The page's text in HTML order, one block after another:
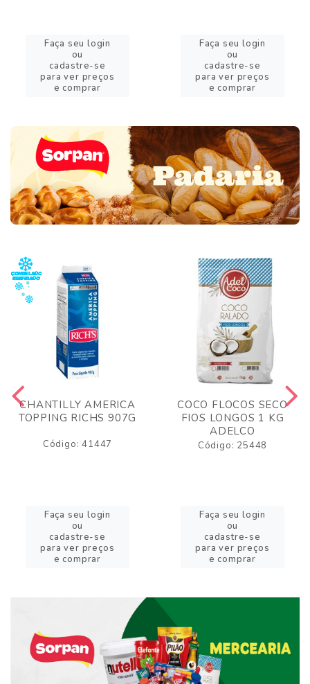
Faça seu login
ou
cadastre-se
para ver preços
e comprar
Faça seu login
ou
cadastre-se
para ver preços
e comprar
CHANTILLY AMERICA
TOPPING RICHS 907G
Código: 41447
Faça seu login
ou
cadastre-se
para ver preços
e comprar
COCO FLOCOS SECO
FIOS LONGOS 1 KG
ADELCO
Código: 25448
Faça seu login
ou
cadastre-se
para ver preços
e comprar